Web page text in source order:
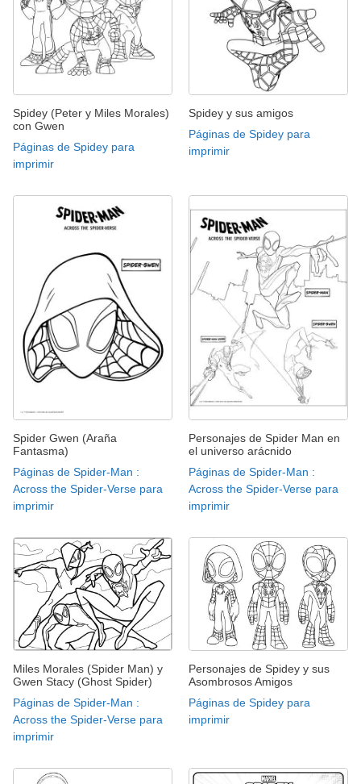
Spidey (Peter y Miles Morales)
con Gwen
Páginas de Spidey para
imprimir
Spidey y sus amigos
Páginas de Spidey para
imprimir
Spider Gwen (Araña
Fantasma)
Páginas de Spider-Man :
Across the Spider-Verse para
imprimir
Personajes de Spider Man en
el universo arácnido
Páginas de Spider-Man :
Across the Spider-Verse para
imprimir
Miles Morales (Spider Man) y
Gwen Stacy (Ghost Spider)
Páginas de Spider-Man :
Across the Spider-Verse para
imprimir
Personajes de Spidey y sus
Asombrosos Amigos
Páginas de Spidey para
imprimir